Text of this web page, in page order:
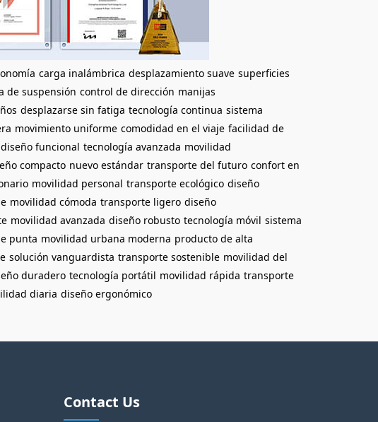
carga inalámbrica desplazamiento suave superficies
de suspensión control de dirección manijas
desplazarse sin fatiga tecnología continua sistema
movimiento uniforme comodidad en el viaje facilidad de
diseño funcional tecnología avanzada movilidad
compacto nuevo estándar transporte del futuro confort en
movilidad personal transporte ecológico diseño
movilidad cómoda transporte ligero diseño
movilidad avanzada diseño robusto tecnología móvil sistema
punta movilidad urbana moderna producto de alta
solución vanguardista transporte sostenible movilidad del
duradero tecnología portátil movilidad rápida transporte
diaria diseño ergonómico
Contact Us